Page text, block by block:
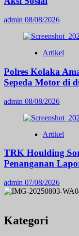
admin 08/08/2026
Artikel
Polres Kolaka
Sepeda Motor di
admin 08/08/2026
Artikel
TRK Houlding
Penanganan
admin 07/08/2026
Kategori